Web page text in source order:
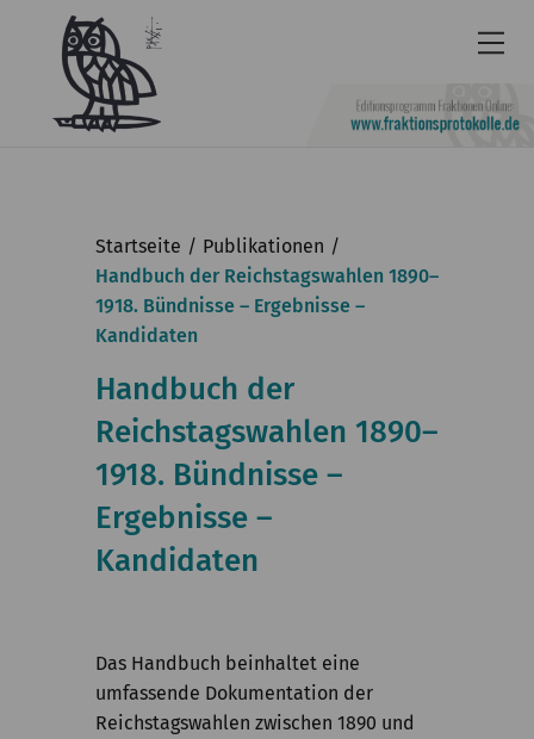
Leichte
Sprache
English
KGParl
Aktuelles
Kommission
Forschung
Publikationen
Startseite
Publikationen
Handbuch der Reichstagswahlen 1890–
1918. Bündnisse – Ergebnisse –
Kandidaten
Handbuch der
Reichstagswahlen 1890–
1918. Bündnisse –
Ergebnisse –
Kandidaten
Das Handbuch beinhaltet eine
umfassende Dokumentation der
Reichstagswahlen zwischen 1890 und